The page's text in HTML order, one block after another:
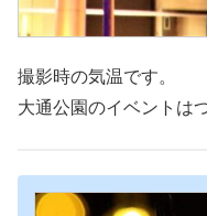
撮影時の気温です。
大通公園のイベントは